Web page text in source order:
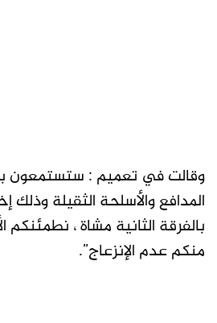
وقالت في تعميم : ستستمعون
المدافع والأسلحة الثقيلة وذلك
بالفرقة الثانية مشاة ، نطمئنكم
منكم عدم الإنزعاج”.